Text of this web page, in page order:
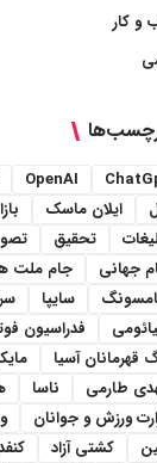
کار
OpenAI
ایلان ماسک
تحقیق
جهانی
جام ملت
سایپا
فدراسیون
قهرمانان آسیا
طارمی
ناسا
ورزش و جوانان
کشتی آزاد